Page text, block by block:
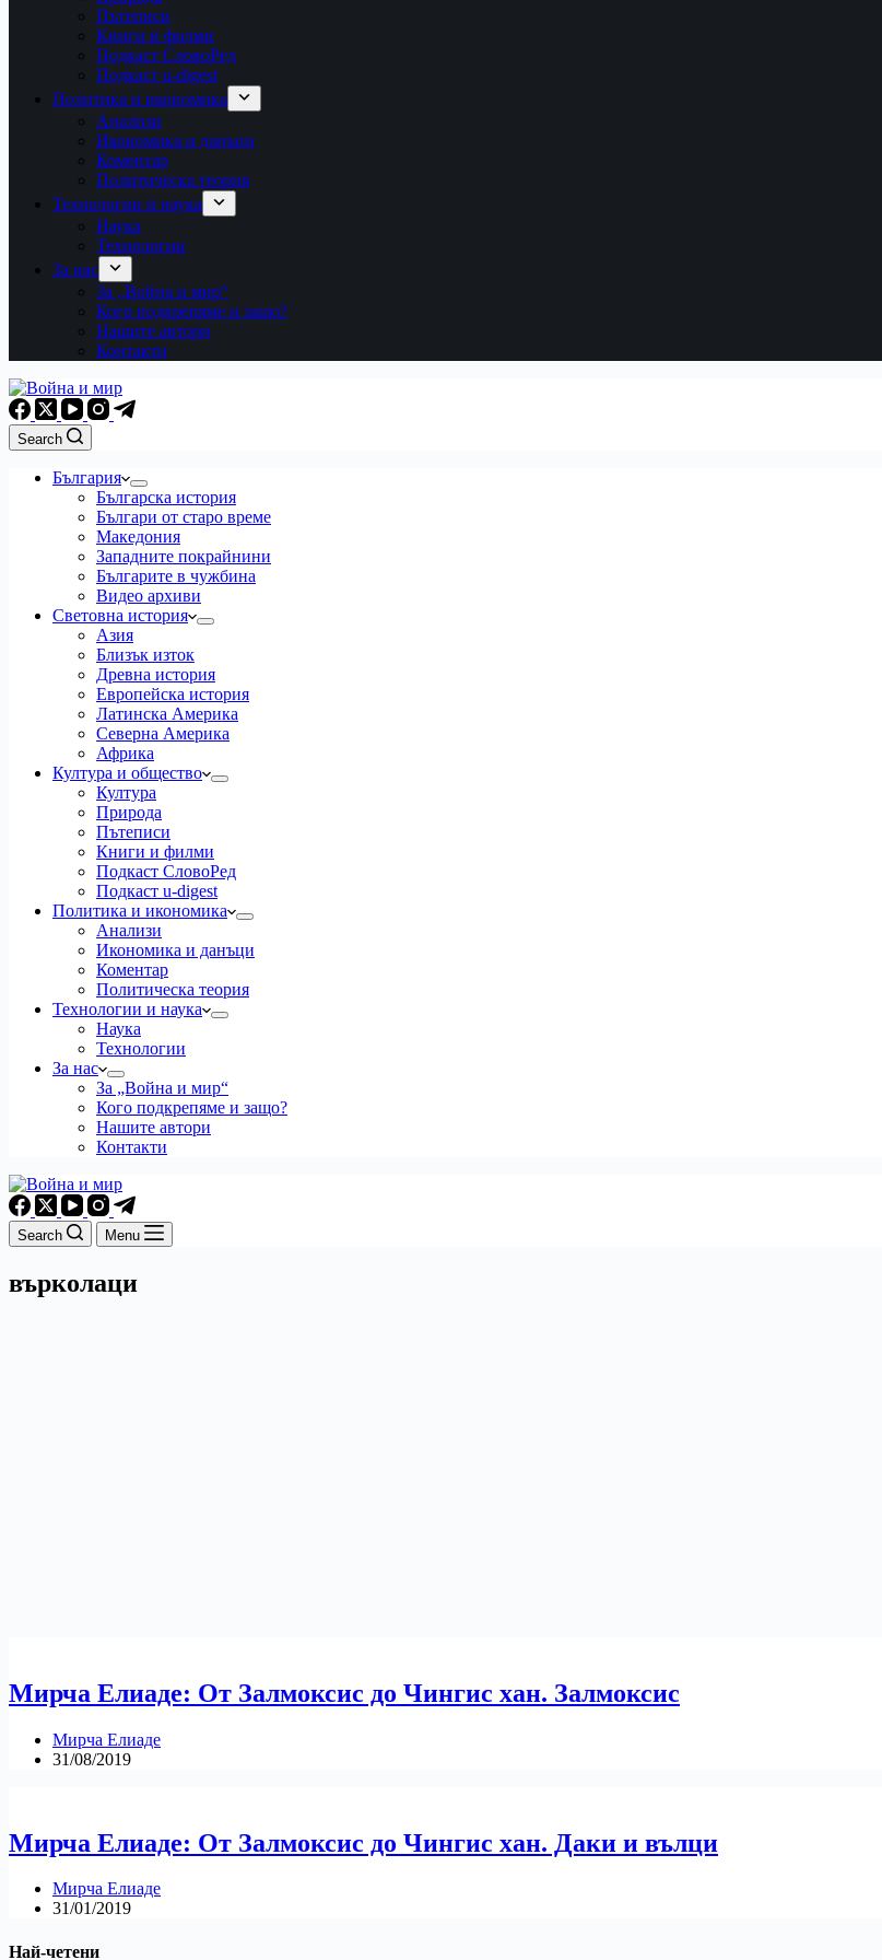
Пътеписи
Книги и филми
Подкаст СловоРед
Подкаст u-digest
Политика и икономика
Анализи
Икономика и данъци
Коментар
Политическа теория
Технологии и наука
Наука
Технологии
За нас
За „Война и мир“
Кого подкрепяме и защо?
Нашите автори
Контакти
Search
България
Българска история
Българи от старо време
Македония
Западните покрайнини
Българите в чужбина
Видео архиви
Световна история
Азия
Близък изток
Древна история
Европейска история
Латинска Америка
Северна Америка
Африка
Култура и общество
Култура
Природа
Пътеписи
Книги и филми
Подкаст СловоРед
Подкаст u-digest
Политика и икономика
Анализи
Икономика и данъци
Коментар
Политическа теория
Технологии и наука
Наука
Технологии
За нас
За „Война и мир“
Кого подкрепяме и защо?
Нашите автори
Контакти
Search Menu
върколаци
Мирча Елиаде: От Залмоксис до Чингис хан. Залмоксис
Мирча Елиаде
31/08/2019
Мирча Елиаде: От Залмоксис до Чингис хан. Даки и вълци
Мирча Елиаде
31/01/2019
Най-четени